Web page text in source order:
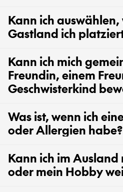
Kann ich auswählen,
Gastland ich
Kann ich mich
Freundin, einem
Geschwisterkind
Was ist, wenn ich
oder Allergien habe?
Kann ich im Ausland
oder mein Hobby